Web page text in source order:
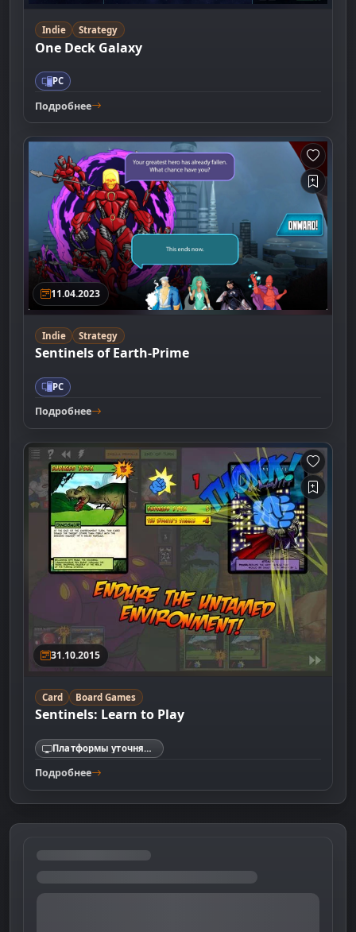
Indie Strategy
One Deck Galaxy
PC
Подробнее
11.04.2023
Indie Strategy
Sentinels of Earth-Prime
PC
Подробнее
31.10.2015
Card Board Games
Sentinels: Learn to Play
Платформы уточняются
Подробнее